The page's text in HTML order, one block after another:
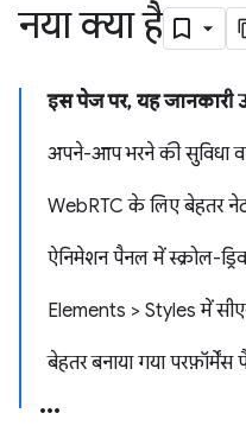
नया क्या है
इस पेज पर, यह जानकारी
अपने-आप भरने की सुविधा
WebRTC के लिए बेहतर
ऐनिमेशन पैनल में स्क्रोल-
Elements > Styles में
बेहतर बनाया गया परफ़ॉर्मेंस